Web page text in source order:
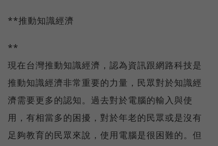
**推動知識經濟
**
現在台灣推動知識經濟，認為資訊跟網路科技是
推動知識經濟非常重要的力量，民眾對於知識經
濟需要更多的認知。過去對於電腦的輸入與使
用，有相當多的困擾，對於年老的民眾或是沒有
足夠教育的民眾來說，使用電腦是很困難的。但